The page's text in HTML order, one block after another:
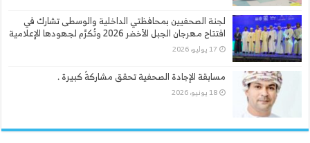
لجنة الصحفيين بمحافظتي الداخلية والوسطى تشارك في
افتتاح مهرجان الجبل الأخضر 2026 وتُكرَّم لجهودها الإعلامية
17 يوليو، 2026
مسابقة الإجادة الصحفية تحقق مشاركةً كبيرة .
18 يونيو، 2026